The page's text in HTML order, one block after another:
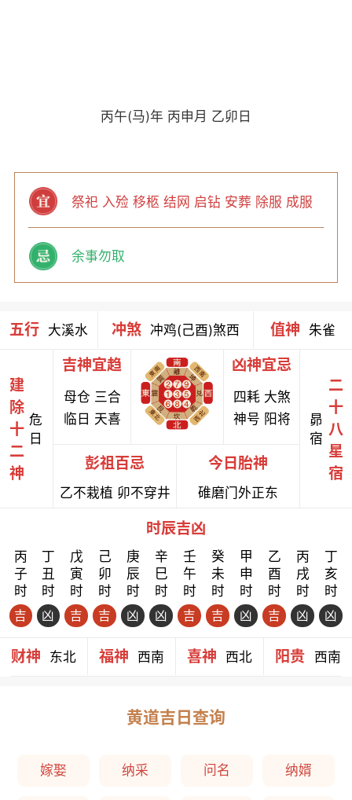
丙午(马)年 丙申月 乙卯日
祭祀 入殓 移柩 结网 启钻 安葬 除服 成服
余事勿取
五行 大溪水 冲煞 冲鸡(己酉)煞西 值神 朱雀
建
除
十
二
神
危
日
吉神宜趋
母仓 三合
临日 天喜
凶神宜忌
四耗 大煞
神号 阳将
彭祖百忌
乙不栽植 卯不穿井
今日胎神
碓磨门外正东
昴
宿
二
十
八
星
宿
时辰吉凶
丙
子
时
吉
丁
丑
时
凶
戊
寅
时
吉
己
卯
时
吉
庚
辰
时
凶
辛
巳
时
凶
壬
午
时
吉
癸
未
时
吉
甲
申
时
凶
乙
酉
时
吉
丙
戌
时
凶
丁
亥
时
凶
财神 东北 福神 西南 喜神 西北 阳贵 西南
黄道吉日查询
嫁娶 纳采 问名 纳婿